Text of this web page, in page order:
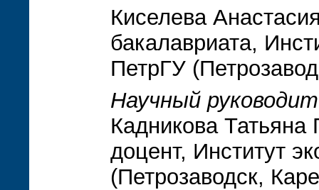
Киселева
бакалавриата,
ПетрГУ
Научный
Кадникова Татьяна
доцент, Институт
(Петрозаводск,